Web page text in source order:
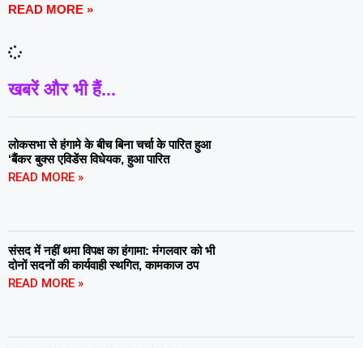
READ MORE »
खबरें और भी हैं...
लोकसभा से हंगामे के बीच बिना चर्चा के पारित हुआ
‘बैंकर बुक्स एविडेंस विधेयक, हुआ पारित
READ MORE »
संसद में नहीं थमा विपक्ष का हंगामा: मंगलवार को भी
दोनों सदनों की कार्यवाही स्थगित, कामकाज ठप
READ MORE »